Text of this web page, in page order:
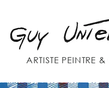
ARTISTE PEINTRE &